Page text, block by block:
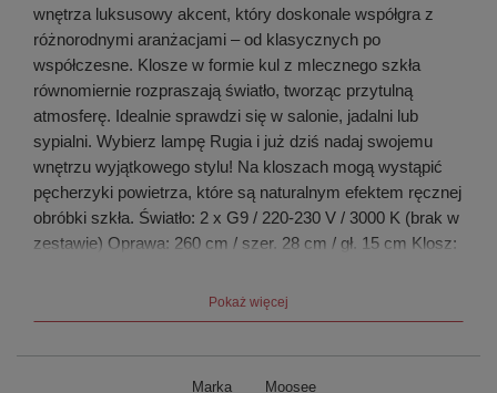
wnętrza luksusowy akcent, który doskonale współgra z
różnorodnymi aranżacjami – od klasycznych po
współczesne. Klosze w formie kul z mlecznego szkła
równomiernie rozpraszają światło, tworząc przytulną
atmosferę. Idealnie sprawdzi się w salonie, jadalni lub
sypialni. Wybierz lampę Rugia i już dziś nadaj swojemu
wnętrzu wyjątkowego stylu! Na kloszach mogą wystąpić
pęcherzyki powietrza, które są naturalnym efektem ręcznej
obróbki szkła. Światło: 2 x G9 / 220-230 V / 3000 K (brak w
zestawie) Oprawa: 260 cm / szer. 28 cm / gł. 15 cm Klosz:
cm sr. 17 cm / gł. 10 cm Mocowanie: wys. 3 cm / śr. 10 cm
Waga netto: 1,3 kg.
Pokaż więcej
Marka Moosee